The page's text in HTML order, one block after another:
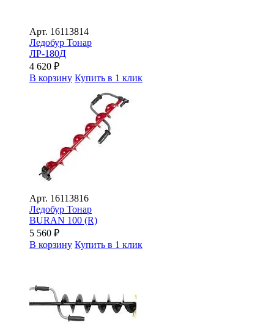
Арт. 16113814
Ледобур Тонар
ЛР-180Д
4 620 ₽
В корзину Купить в 1 клик
Арт. 16113816
Ледобур Тонар
BURAN 100 (R)
5 560 ₽
В корзину Купить в 1 клик